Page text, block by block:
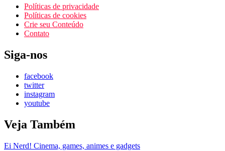
Políticas de privacidade
Políticas de cookies
Crie seu Conteúdo
Contato
Siga-nos
facebook
twitter
instagram
youtube
Veja Também
Ei Nerd! Cinema, games, animes e gadgets